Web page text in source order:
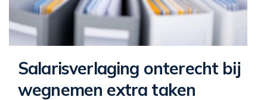
Salarisverlaging onterecht bij
wegnemen extra taken